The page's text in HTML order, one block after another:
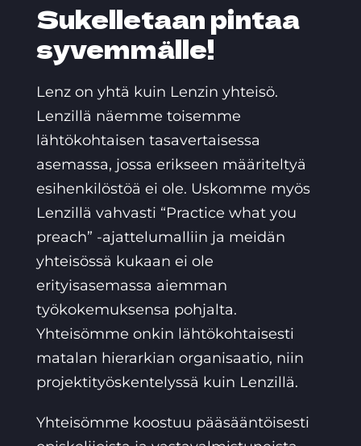
Sukelletaan pintaa
syvemmälle!
Lenz on yhtä kuin Lenzin yhteisö.
Lenzillä näemme toisemme
lähtökohtaisen tasavertaisessa
asemassa, jossa erikseen määriteltyä
esihenkilöstöä ei ole. Uskomme myös
Lenzillä vahvasti “Practice what you
preach” -ajattelumalliin ja meidän
yhteisössä kukaan ei ole
erityisasemassa aiemman
työkokemuksensa pohjalta.
Yhteisömme onkin lähtökohtaisesti
matalan hierarkian organisaatio, niin
projektityöskentelyssä kuin Lenzillä.
Yhteisömme koostuu pääsääntöisesti